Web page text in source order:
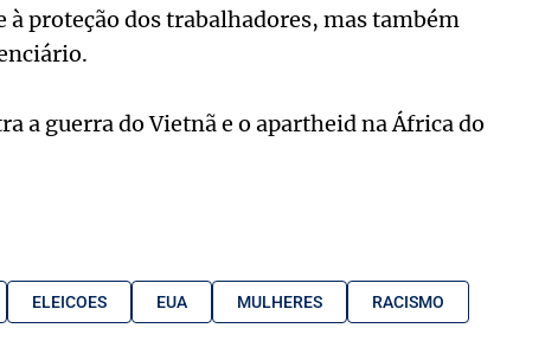
à proteção dos trabalhadores, mas também
a guerra do Vietnã e o apartheid na África do
ELEICOES EUA MULHERES RACISMO